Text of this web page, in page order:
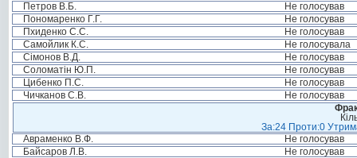
Петров В.Б.
Не голосував
Пономаренко Г.Г.
Не голосував
Пхиденко С.С.
Не голосував
Самойлик К.С.
Не голосувала
Сімонов В.Д.
Не голосував
Соломатін Ю.П.
Не голосував
Цибенко П.С.
Не голосував
Чичканов С.В.
Не голосував
За:24 Проти:0
Авраменко В.Ф.
Не голосував
Байсаров Л.В.
Не голосував